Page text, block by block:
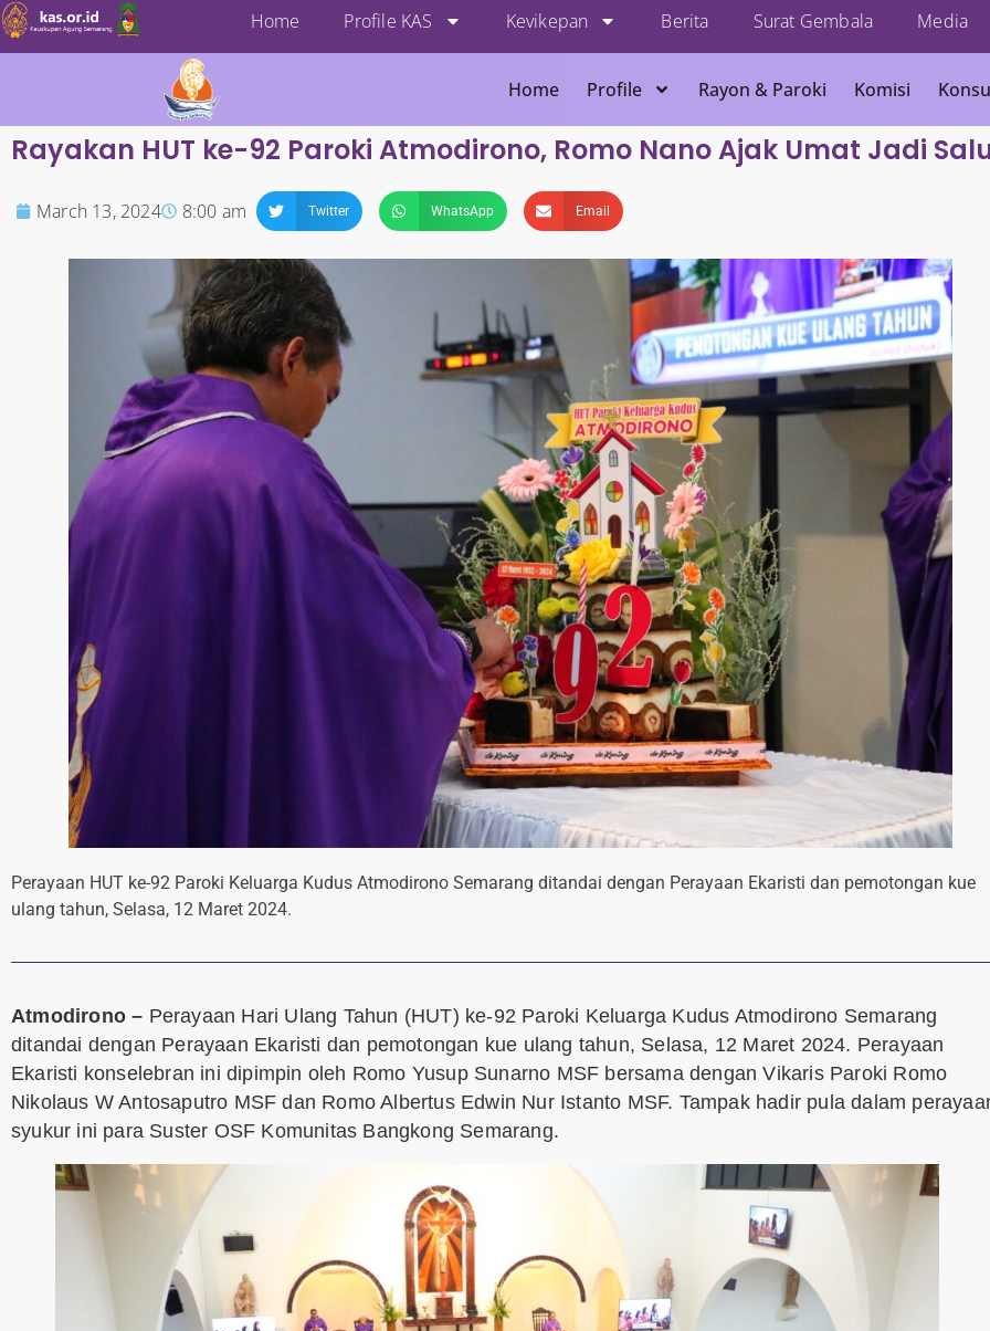
Home Profile KAS Kevikepan Berita Surat Gembala Media
Home Profile Rayon & Paroki Komisi
Rayakan HUT ke-92 Paroki Atmodirono, Romo Nano Ajak Umat Jadi
March 13, 2024 8:00 am Twitter WhatsApp Email
Perayaan HUT ke-92 Paroki Keluarga Kudus Atmodirono Semarang ditandai dengan Perayaan Ekaristi dan pemotongan kue
ulang tahun, Selasa, 12 Maret 2024.
Atmodirono – Perayaan Hari Ulang Tahun (HUT) ke-92 Paroki Keluarga Kudus Atmodirono Semarang
ditandai dengan Perayaan Ekaristi dan pemotongan kue ulang tahun, Selasa, 12 Maret 2024. Perayaan
Ekaristi konselebran ini dipimpin oleh Romo Yusup Sunarno MSF bersama dengan Vikaris Paroki Romo
Nikolaus W Antosaputro MSF dan Romo Albertus Edwin Nur Istanto MSF. Tampak hadir pula dalam
syukur ini para Suster OSF Komunitas Bangkong Semarang.